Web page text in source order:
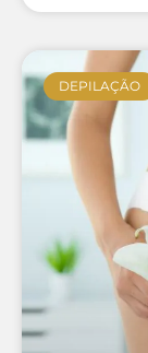
DEPILAÇÃO